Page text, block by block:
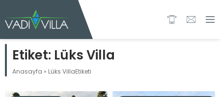
Etiket: Lüks Villa
Anasayfa » Lüks VillaEtiketi